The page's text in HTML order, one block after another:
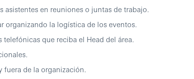
en reuniones o juntas de trabajo.
la logística de los eventos.
que reciba el Head del área.
de la organización.